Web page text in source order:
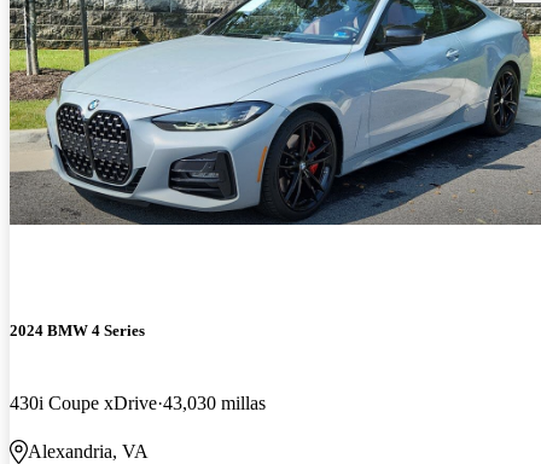
2024 BMW 4 Series
430i Coupe xDrive 43,030 millas
Alexandria, VA